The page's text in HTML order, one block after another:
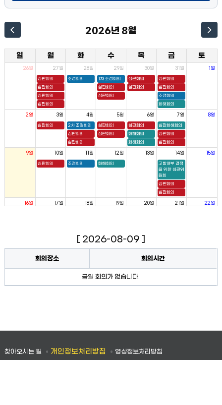
2026년 8월
일 월 화 수 목 금 토
26일 27일
심판회의
심판회의
심판회의
심판회의
28일
조정회의
29일
1차 조정회의
심판회의
심판회의
30일
심판회의
심판회의
31일
심판회의
심판회의
조정회의
화해회의
1일
2일 3일
심판회의
4일
2차 조정회의
심판회의
심판회의
5일
심판회의
심판회의
6일
심판회의
화해회의
화해회의
7일
심판화해회의
심판회의
심판회의
8일
9일 10일
심판회의
11일
조정회의
12일
화해회의
13일 14일
고발여부 결정
을 위한 심판위
원회
심판회의
심판회의
15일
16일 17일 18일 19일 20일 21일 22일
25일
심판회의
26일 27일
심판회의
심판회의
1일 2일
[ 2026-08-09 ]
정보
회의장소 회의시간
금일 회의가 없습니다.
찾아오시는 길 개인정보처리방침
영상정보처리방침